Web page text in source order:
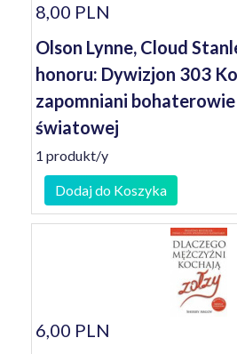
8,00 PLN
Olson Lynne, Cloud
honoru: Dywizjon 303
zapomniani
światowej
1 produkt/y
Dodaj do Koszyka
6,00 PLN